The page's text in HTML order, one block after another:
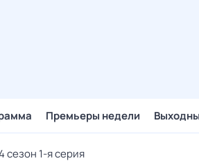
Премьеры недели
сезон 1-я серия